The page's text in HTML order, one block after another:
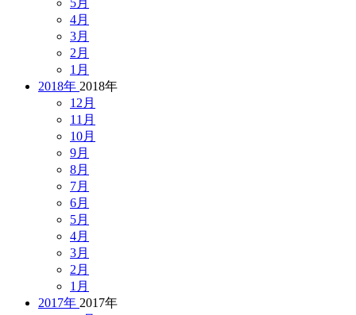
5月
4月
3月
2月
1月
2018年 2018年
12月
11月
10月
9月
8月
7月
6月
5月
4月
3月
2月
1月
2017年 2017年